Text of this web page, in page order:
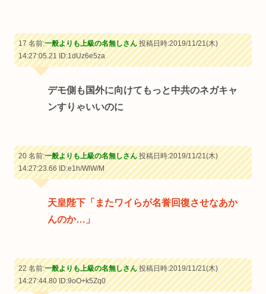
17 名前:一般よりも上級の名無しさん投稿日時:2019/11/21(木)
14:27:05.21ID:1dUz6e5za
デモ側も国外に向けてもっと中共のネガキャ
ンすりゃいいのに
20 名前:一般よりも上級の名無しさん投稿日時:2019/11/21(木)
14:27:23.66ID:e1h/WlW/M
天皇陛下「またワイらが名誉回復させなあか
んのか…」
22 名前:一般よりも上級の名無しさん投稿日時:2019/11/21(木)
14:27:44.80ID:9oO+k5Zq0